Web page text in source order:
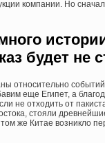
компании. Но
будет не
относительно
еще Египет, а
не отходить от
стояли
же Китае возникло